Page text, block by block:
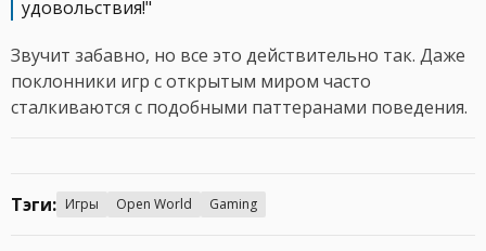
удовольствия!"
Звучит забавно, но все это действительно так. Даже
поклонники игр с открытым миром часто
сталкиваются с подобными паттеранами поведения.
Тэги: Игры Open World Gaming